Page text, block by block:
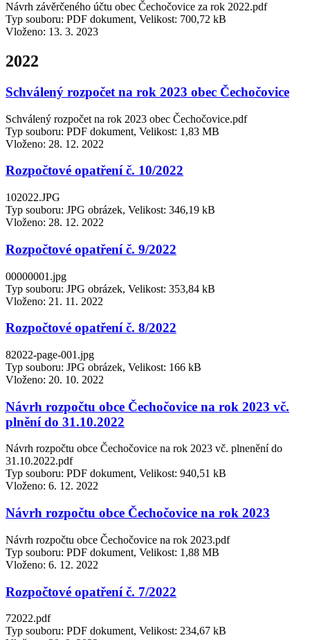
Návrh závěrčeného účtu obec Čechočovice za rok 2022.pdf
Typ souboru: PDF dokument, Velikost: 700,72 kB
Vloženo: 13. 3. 2023
2022
Schválený rozpočet na rok 2023 obec Čechočovice
Schválený rozpočet na rok 2023 obec Čechočovice.pdf
Typ souboru: PDF dokument, Velikost: 1,83 MB
Vloženo: 28. 12. 2022
Rozpočtové opatření č. 10/2022
102022.JPG
Typ souboru: JPG obrázek, Velikost: 346,19 kB
Vloženo: 28. 12. 2022
Rozpočtové opatření č. 9/2022
00000001.jpg
Typ souboru: JPG obrázek, Velikost: 353,84 kB
Vloženo: 21. 11. 2022
Rozpočtové opatření č. 8/2022
82022-page-001.jpg
Typ souboru: JPG obrázek, Velikost: 166 kB
Vloženo: 20. 10. 2022
Návrh rozpočtu obce Čechočovice na rok 2023 vč.
plnění do 31.10.2022
Návrh rozpočtu obce Čechočovice na rok 2023 vč. plnenění do
31.10.2022.pdf
Typ souboru: PDF dokument, Velikost: 940,51 kB
Vloženo: 6. 12. 2022
Návrh rozpočtu obce Čechočovice na rok 2023
Návrh rozpočtu obce Čechočovice na rok 2023.pdf
Typ souboru: PDF dokument, Velikost: 1,88 MB
Vloženo: 6. 12. 2022
Rozpočtové opatření č. 7/2022
72022.pdf
Typ souboru: PDF dokument, Velikost: 234,67 kB